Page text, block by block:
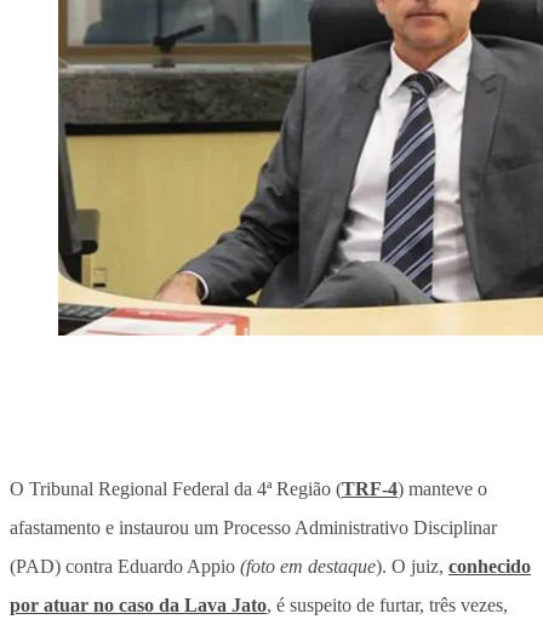
O Tribunal Regional Federal da 4ª Região (TRF-4) manteve o
afastamento e instaurou um Processo Administrativo Disciplinar
(PAD) contra Eduardo Appio (foto em destaque). O juiz, conhecido
por atuar no caso da Lava Jato, é suspeito de furtar, três vezes,